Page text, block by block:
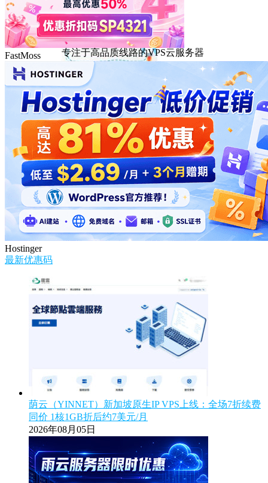
DMIT
专注于高品质线路的VPS云服务器
FastMoss
Hostinger
最新优惠码
荫云（YINNET）新加坡原生IP VPS上线：全场7折续费
同价 1核1GB折后约7美元/月
2026年08月05日